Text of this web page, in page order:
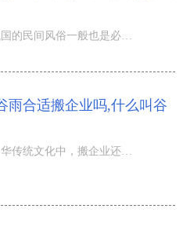
拜祖依据大家我国的民间风俗一般也是必须挑选黄道吉日的，那麼正月十六生活合适祭拜吗,正月十六是什么日子
雨合适搬企业吗,什么叫谷
在大家我国的中华传统文化中，搬企业还要挑选黄道吉日的哦，那麼4月12日今日谷雨合适搬企业吗,什么叫谷雨？